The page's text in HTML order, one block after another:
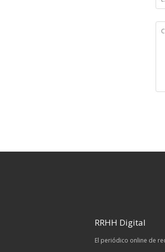
RRHH Digital
El periódico online de